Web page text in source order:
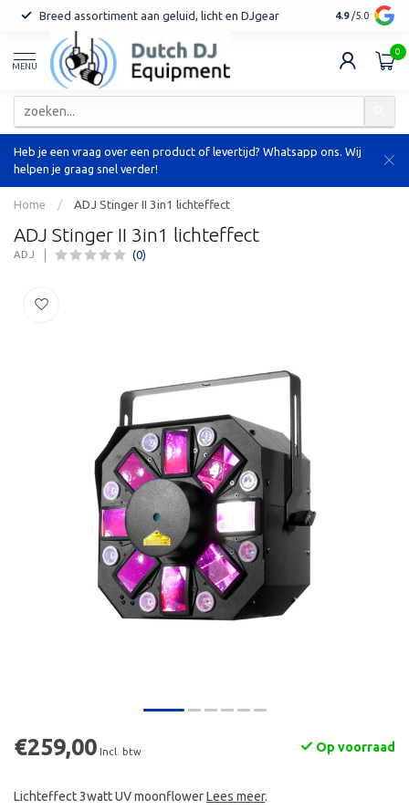
Breed assortiment aan geluid, licht en DJgear Tot 7 jaar
4.9 /5.0
MENU
0
Heb je een vraag over een product of levertijd? Whatsapp ons. Wij
helpen je graag snel verder!
Home / ADJ Stinger II 3in1 lichteffect
ADJ Stinger II 3in1 lichteffect
ADJ (0)
€259,00 Incl. btw Op voorraad
Lichteffect 3watt UV moonflowerLees meer.